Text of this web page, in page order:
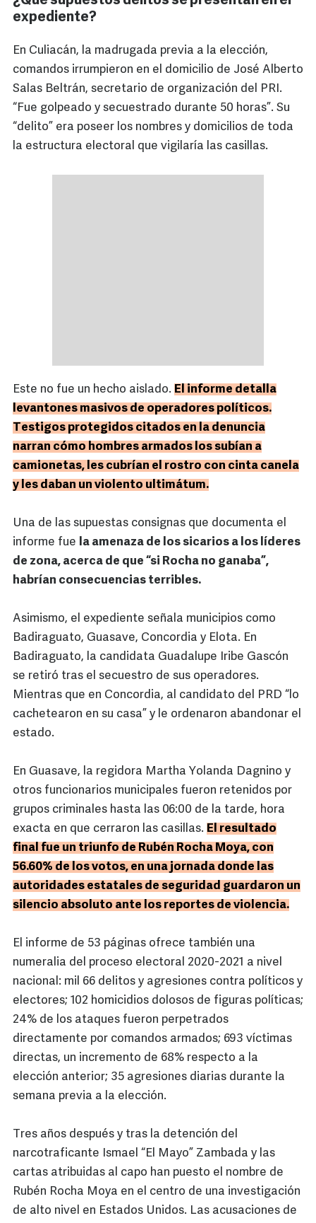
expediente?
En Culiacán, la madrugada previa a la elección,
comandos irrumpieron en el domicilio de José Alberto
Salas Beltrán, secretario de organización del PRI.
“Fue golpeado y secuestrado durante 50 horas”. Su
“delito” era poseer los nombres y domicilios de toda
la estructura electoral que vigilaría las casillas.
Este no fue un hecho aislado. El informe detalla
levantones masivos de operadores políticos.
Testigos protegidos citados en la denuncia
narran cómo hombres armados los subían a
camionetas, les cubrían el rostro con cinta canela
y les daban un violento ultimátum.
Una de las supuestas consignas que documenta el
informe fue la amenaza de los sicarios a los líderes
de zona, acerca de que “si Rocha no ganaba”,
habrían consecuencias terribles.
Asimismo, el expediente señala municipios como
Badiraguato, Guasave, Concordia y Elota. En
Badiraguato, la candidata Guadalupe Iribe Gascón
se retiró tras el secuestro de sus operadores.
Mientras que en Concordia, al candidato del PRD “lo
cachetearon en su casa” y le ordenaron abandonar el
estado.
En Guasave, la regidora Martha Yolanda Dagnino y
otros funcionarios municipales fueron retenidos por
grupos criminales hasta las 06:00 de la tarde, hora
exacta en que cerraron las casillas. El resultado
final fue un triunfo de Rubén Rocha Moya, con
56.60% de los votos, en una jornada donde las
autoridades estatales de seguridad guardaron un
silencio absoluto ante los reportes de violencia.
El informe de 53 páginas ofrece también una
numeralia del proceso electoral 2020-2021 a nivel
nacional: mil 66 delitos y agresiones contra políticos y
electores; 102 homicidios dolosos de figuras políticas;
24% de los ataques fueron perpetrados
directamente por comandos armados; 693 víctimas
directas, un incremento de 68% respecto a la
elección anterior; 35 agresiones diarias durante la
semana previa a la elección.
Tres años después y tras la detención del
narcotraficante Ismael “El Mayo” Zambada y las
cartas atribuidas al capo han puesto el nombre de
Rubén Rocha Moya en el centro de una investigación
de alto nivel en Estados Unidos. Las acusaciones de